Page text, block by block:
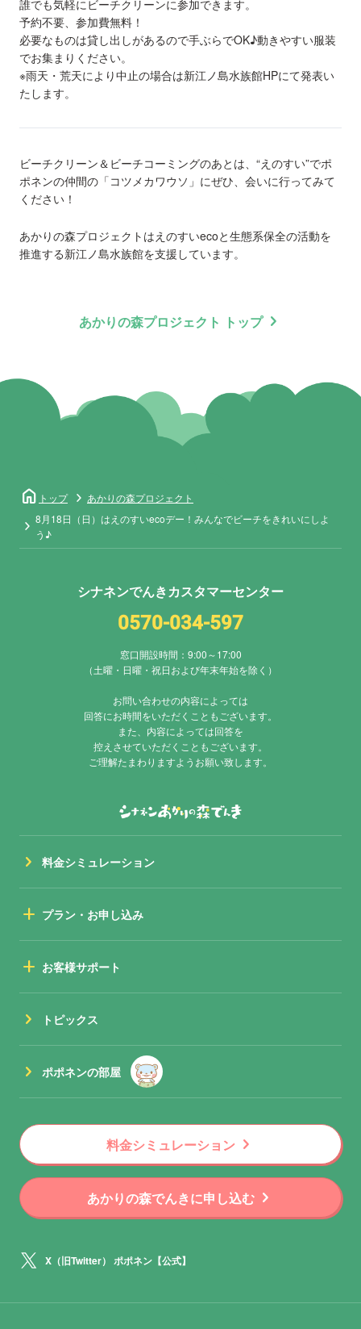
誰でも気軽にビーチクリーンに参加できます。
予約不要、参加費無料！
必要なものは貸し出しがあるので手ぶらでOK♪動きやすい服装
でお集まりください。
※雨天・荒天により中止の場合は新江ノ島水族館HPにて発表い
たします。
ビーチクリーン＆ビーチコーミングのあとは、“えのすい”でポ
ポネンの仲間の「コツメカワウソ」にぜひ、会いに行ってみて
ください！
あかりの森プロジェクトはえのすいecoと生態系保全の活動を
推進する新江ノ島水族館を支援しています。
あかりの森プロジェクト トップ chevron_right
home トップ
あかりの森プロジェクト
8月18日（日）はえのすいecoデー！みんなでビーチをきれいにしよ
う♪
シナネンでんきカスタマーセンター
0570-034-597
窓口開設時間：9:00～17:00
（土曜・日曜・祝日および年末年始を除く）
お問い合わせの内容によっては
回答にお時間をいただくこともございます。
また、内容によっては回答を
控えさせていただくこともございます。
ご理解たまわりますようお願い致します。
chevron_right 料金シミュレーション
add プラン・お申し込み
add お客様サポート
chevron_right トピックス
chevron_right ポポネンの部屋
料金シミュレーション chevron_right
あかりの森でんきに申し込む chevron_right
X（旧Twitter） ポポネン【公式】